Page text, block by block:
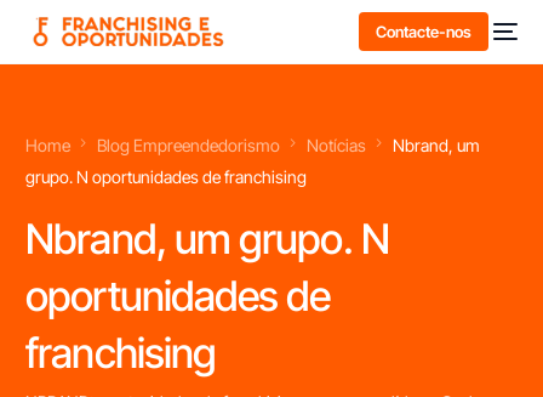
Contacte-nos
Home Blog Empreendedorismo Notícias
Nbrand, um
grupo. N oportunidades de franchising
Nbrand, um grupo. N
oportunidades de
franchising